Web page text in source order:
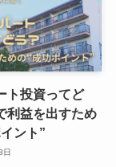
ト投資ってど
利益を出すため
ント”
日